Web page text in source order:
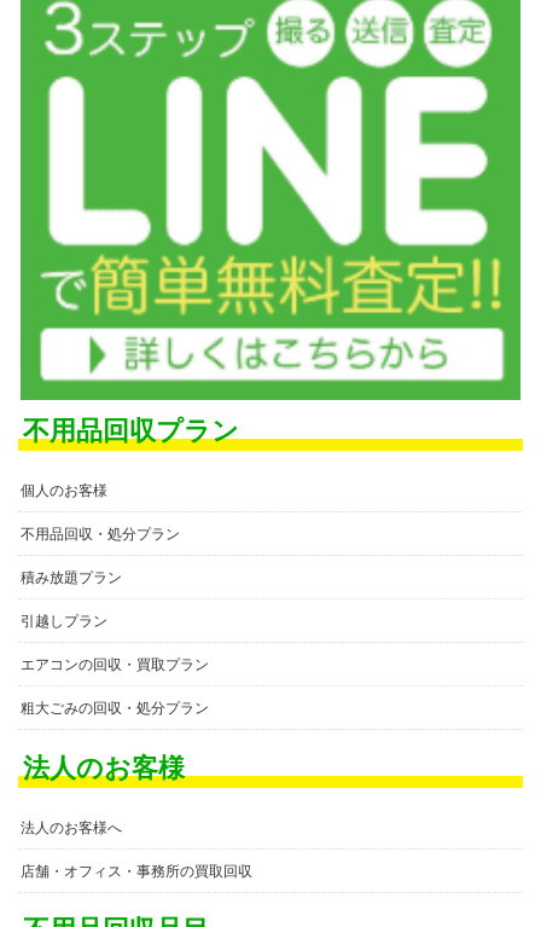
不用品回収プラン
個人のお客様
不用品回収・処分プラン
積み放題プラン
引越しプラン
エアコンの回収・買取プラン
粗大ごみの回収・処分プラン
法人のお客様
法人のお客様へ
店舗・オフィス・事務所の買取回収